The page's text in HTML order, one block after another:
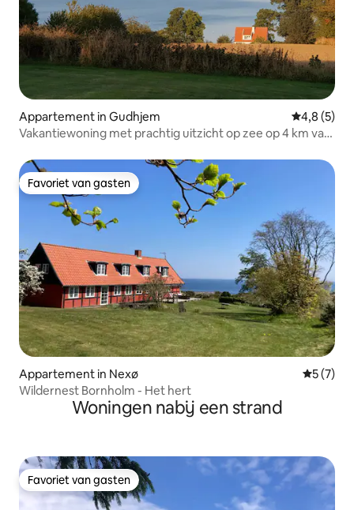
Appartement in Gudhjem
4,8 (5)
Vakantiewoning met prachtig uitzicht op zee op 4 km van
Favoriet van gasten
Favoriet van gasten
Appartement in Nexø
5 (7)
Wildernest Bornholm - Het hert
Woningen nabij een strand
Favoriet van gasten
Favoriet van gasten